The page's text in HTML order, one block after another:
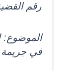
رقم القضية:
الموضوع:
في جريمة